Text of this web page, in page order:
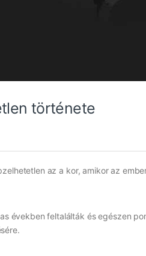
története
az a kor, amikor az
években feltalálták és egészen